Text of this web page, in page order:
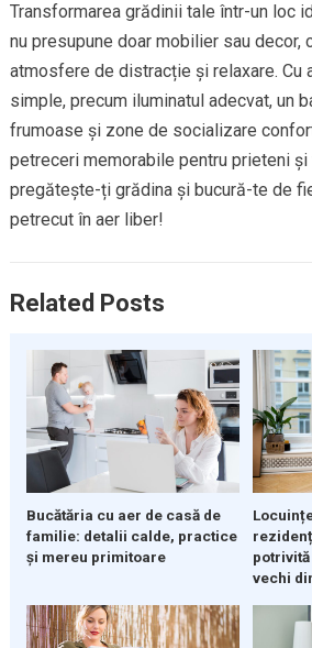
Transformarea grădinii tale într-un loc
nu presupune doar mobilier sau decor,
atmosfere de distracție și relaxare. Cu
simple, precum iluminatul adecvat, un
frumoase și zone de socializare
petreceri memorabile pentru prieteni și
pregătește-ți grădina și bucură-te de
petrecut în aer liber!
Related Posts
Bucătăria cu aer de casă de
familie: detalii calde, practice
și mereu primitoare
vechi